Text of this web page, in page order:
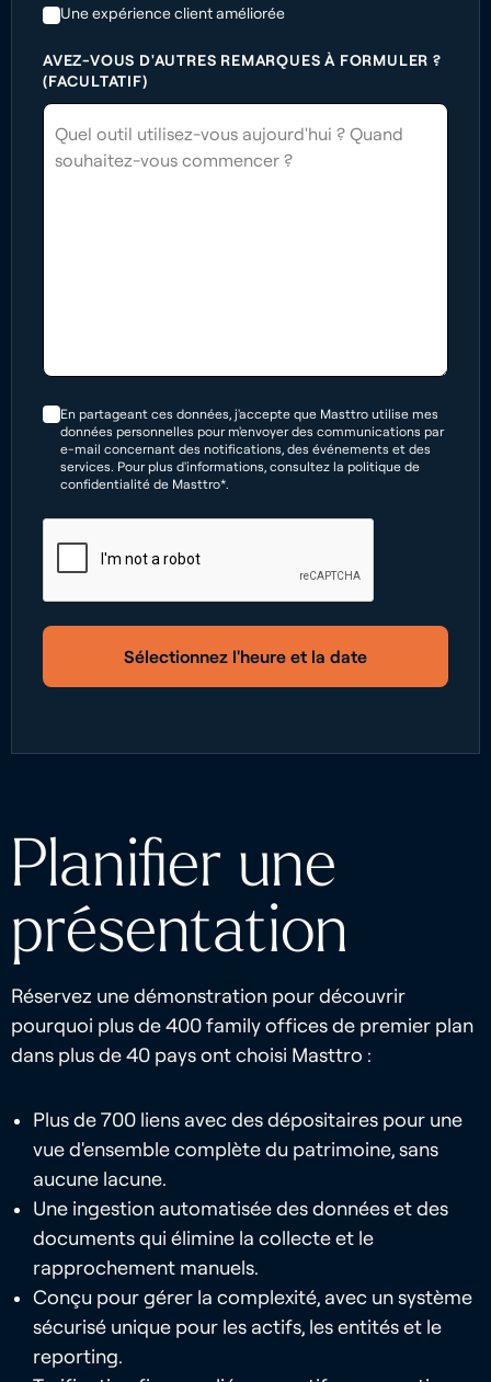
Une expérience client améliorée
AVEZ-VOUS D'AUTRES REMARQUES À FORMULER ?
(FACULTATIF)
En partageant ces données, j'accepte que Masttro utilise mes
données personnelles pour m'envoyer des communications par
e-mail concernant des notifications, des événements et des
services. Pour plus d'informations, consultez la politique de
confidentialité de Masttro*.
Sélectionnez l'heure et la date
Planifier une
présentation
Réservez une démonstration pour découvrir
pourquoi plus de 400 family offices de premier plan
dans plus de 40 pays ont choisi Masttro :
Plus de 700 liens avec des dépositaires pour une
vue d'ensemble complète du patrimoine, sans
aucune lacune.
Une ingestion automatisée des données et des
documents qui élimine la collecte et le
rapprochement manuels.
Conçu pour gérer la complexité, avec un système
sécurisé unique pour les actifs, les entités et le
reporting.